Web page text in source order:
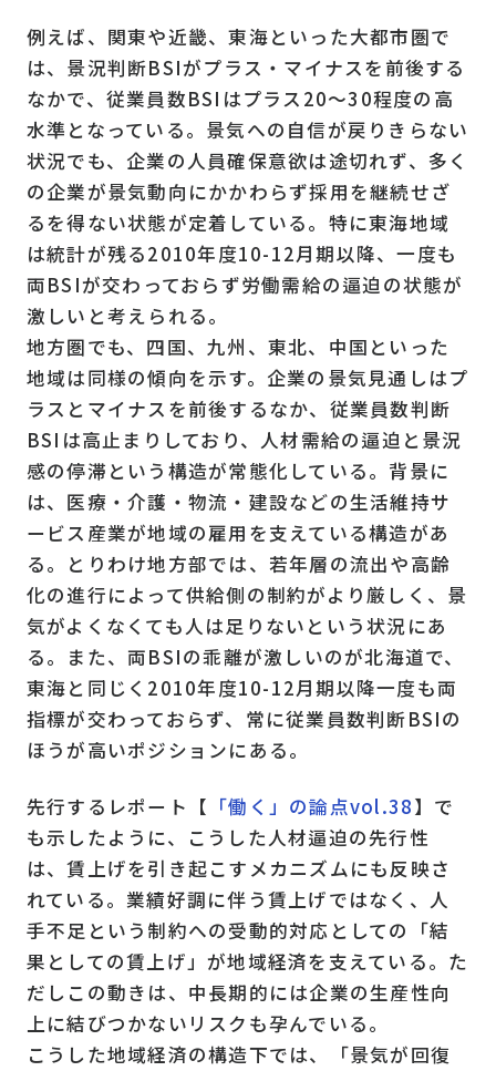
例えば、関東や近畿、東海といった大都市圏で
は、景況判断BSIがプラス・マイナスを前後する
なかで、従業員数BSIはプラス20〜30程度の高
水準となっている。景気への自信が戻りきらない
状況でも、企業の人員確保意欲は途切れず、多く
の企業が景気動向にかかわらず採用を継続せざ
るを得ない状態が定着している。特に東海地域
は統計が残る2010年度10-12月期以降、一度も
両BSIが交わっておらず労働需給の逼迫の状態が
激しいと考えられる。
地方圏でも、四国、九州、東北、中国といった
地域は同様の傾向を示す。企業の景気見通しはプ
ラスとマイナスを前後するなか、従業員数判断
BSIは高止まりしており、人材需給の逼迫と景況
感の停滞という構造が常態化している。背景に
は、医療・介護・物流・建設などの生活維持サ
ービス産業が地域の雇用を支えている構造があ
る。とりわけ地方部では、若年層の流出や高齢
化の進行によって供給側の制約がより厳しく、景
気がよくなくても人は足りないという状況にあ
る。また、両BSIの乖離が激しいのが北海道で、
東海と同じく2010年度10-12月期以降一度も両
指標が交わっておらず、常に従業員数判断BSIの
ほうが高いポジションにある。
先行するレポート【 「働く」の論点vol.38】で
も示したように、こうした人材逼迫の先行性
は、賃上げを引き起こすメカニズムにも反映さ
れている。業績好調に伴う賃上げではなく、人
手不足という制約への受動的対応としての「結
果としての賃上げ」が地域経済を支えている。た
だしこの動きは、中長期的には企業の生産性向
上に結びつかないリスクも孕んでいる。
こうした地域経済の構造下では、「景気が回復